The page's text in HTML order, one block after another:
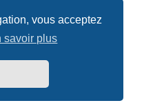
vous acceptez
savoir plus